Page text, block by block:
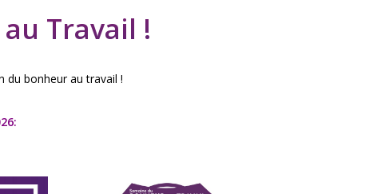
Travail !
du bonheur au travail !